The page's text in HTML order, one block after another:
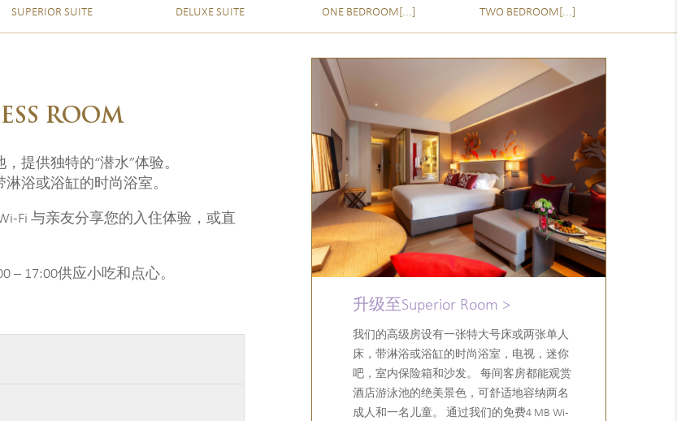
SUPERIOR SUITE DELUXE SUITE ONE BEDROOM[...] TWO BEDROOM[...]
ROOM
提供独特的“潜水”体验。
浴或浴缸的时尚浴室。
Fi 与亲友分享您的入住体验，或直
– 17:00供应小吃和点心。
升级至Superior Room >
我们的高级房设有一张特大号床或两张单人
床，带淋浴或浴缸的时尚浴室，电视，迷你
吧，室内保险箱和沙发。 每间客房都能观赏
酒店游泳池的绝美景色，可舒适地容纳两名
成人和一名儿童。 通过我们的免费4 MB Wi-